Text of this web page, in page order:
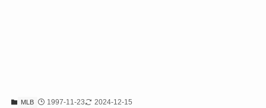
MLB 1997-11-23 2024-12-15